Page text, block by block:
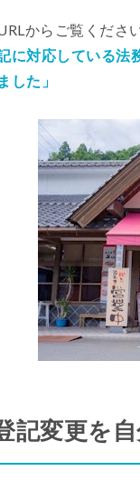
からご覧ください
に対応している
した」
記変更を